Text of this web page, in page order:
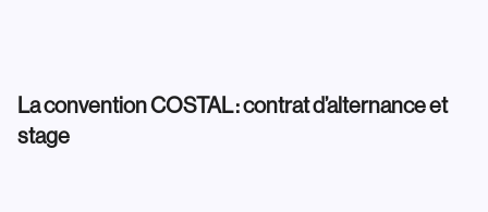
La convention COSTAL : contrat d’alternance et
stage